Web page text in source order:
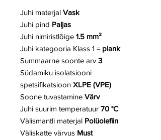
Juhi materjal Vask
Juhi pind Paljas
Juhi nimiristlõige 1.5 mm²
Juhi kategooria Klass 1 = plank
Summaarne soonte arv 3
Südamiku isolatsiooni
spetsifikatsioon XLPE (VPE)
Soone tuvastamine Värv
Juhi suurim temperatuur 70 °C
Välismantli materjal Polüolefiin
Väliskatte värvus Must